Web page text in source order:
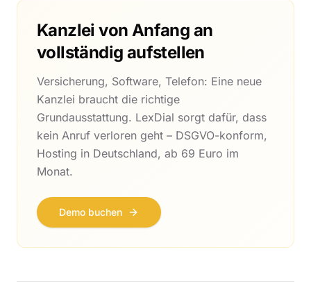
Kanzlei von Anfang an
vollständig aufstellen
Versicherung, Software, Telefon: Eine neue
Kanzlei braucht die richtige
Grundausstattung. LexDial sorgt dafür, dass
kein Anruf verloren geht – DSGVO-konform,
Hosting in Deutschland, ab 69 Euro im
Monat.
Demo buchen